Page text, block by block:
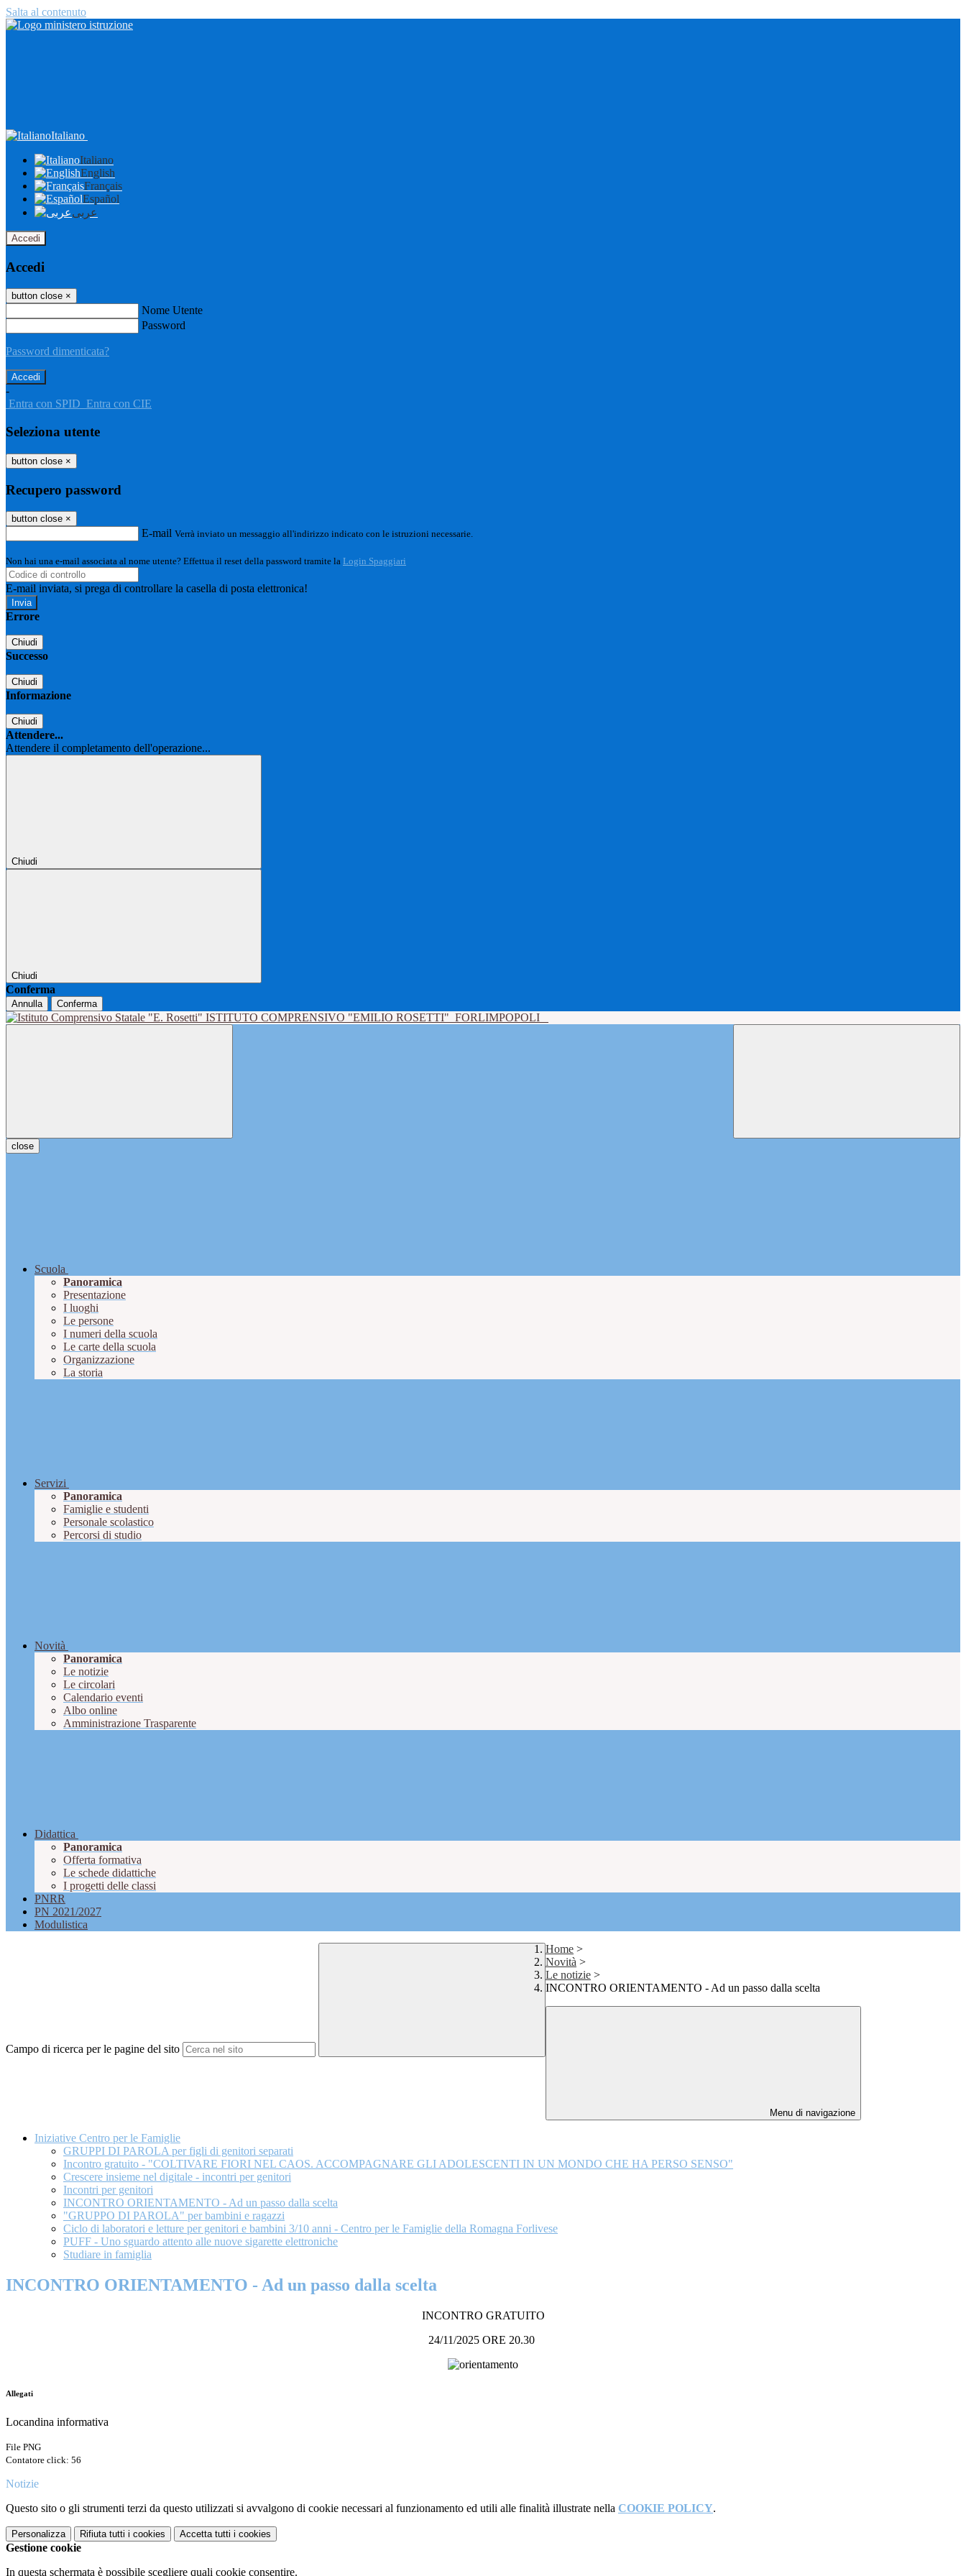
Salta al contenuto
Italiano
Italiano
English
Français
Español
عربى
Accedi
Accedi
button close ×
Nome Utente
Password
Password dimenticata?
-
Entra con SPID Entra con CIE
Seleziona utente
button close ×
Recupero password
button close ×
E-mail Verrà inviato un messaggio all'indirizzo indicato con le istruzioni necessarie.
Non hai una e-mail associata al nome utente? Effettua il reset della password tramite la Login Spaggiari
E-mail inviata, si prega di controllare la casella di posta elettronica!
Errore
Chiudi
Successo
Chiudi
Informazione
Chiudi
Attendere...
Attendere il completamento dell'operazione...
Chiudi
Chiudi
Conferma
Annulla Conferma
ISTITUTO COMPRENSIVO "EMILIO ROSETTI" FORLIMPOPOLI
close
Scuola
Panoramica
Presentazione
I luoghi
Le persone
I numeri della scuola
Le carte della scuola
Organizzazione
La storia
Servizi
Panoramica
Famiglie e studenti
Personale scolastico
Percorsi di studio
Novità
Panoramica
Le notizie
Le circolari
Calendario eventi
Albo online
Amministrazione Trasparente
Didattica
Panoramica
Offerta formativa
Le schede didattiche
I progetti delle classi
PNRR
PN 2021/2027
Modulistica
Campo di ricerca per le pagine del sito
Home >
Novità >
Le notizie >
INCONTRO ORIENTAMENTO - Ad un passo dalla scelta
Menu di navigazione
Iniziative Centro per le Famiglie
GRUPPI DI PAROLA per figli di genitori separati
Incontro gratuito - "COLTIVARE FIORI​ NEL CAOS. ACCOMPAGNARE GLI ADOLESCENTI IN UN MONDO CHE HA PERSO SENSO"
Crescere insieme nel digitale - incontri per genitori
Incontri per genitori
INCONTRO ORIENTAMENTO - Ad un passo dalla scelta
"GRUPPO DI PAROLA" per bambini e ragazzi
Ciclo di laboratori e letture per genitori e ​bambini 3/10 anni - Centro per le Famiglie della Romagna Forlivese
PUFF - Uno sguardo attento alle nuove sigarette elettroniche
Studiare in famiglia
INCONTRO ORIENTAMENTO - Ad un passo dalla scelta
INCONTRO GRATUITO
24/11/2025 ORE 20.30
Allegati
Locandina informativa
File PNG
Contatore click: 56
Notizie
Questo sito o gli strumenti terzi da questo utilizzati si avvalgono di cookie necessari al funzionamento ed utili alle finalità illustrate nella COOKIE POLICY.
Personalizza Rifiuta tutti i cookies Accetta tutti i cookies
Gestione cookie
In questa schermata è possibile scegliere quali cookie consentire.